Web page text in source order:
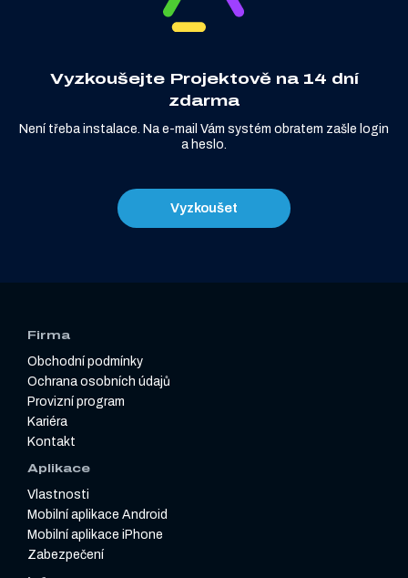
Vyzkoušejte Projektově na 14 dní
zdarma
Není třeba instalace. Na e-mail Vám systém obratem zašle login
a heslo.
Vyzkoušet
Firma
Obchodní podmínky
Ochrana osobních údajů
Provizní program
Kariéra
Kontakt
Aplikace
Vlastnosti
Mobilní aplikace Android
Mobilní aplikace iPhone
Zabezpečení